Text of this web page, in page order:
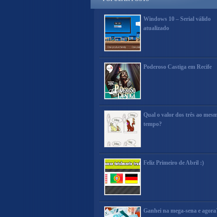
Windows 10 – Serial válido
atualizado
Poderoso Castiga em Recife
Qual o valor dos três ao
tempo?
Feliz Primeiro de Abril :)
Ganhei na mega-sena e